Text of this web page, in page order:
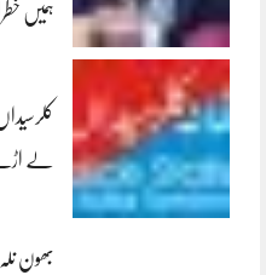
ہمیں
لے
بھون